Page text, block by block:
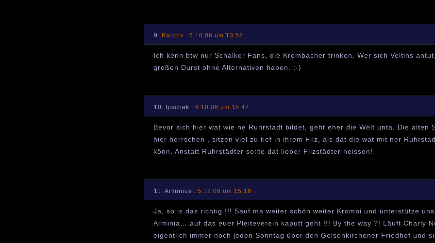
9. Ralphs 6.10.06 um 13:58
Ich kenn btw nur Schalker Fans, die Krombacher trinken. Wer sich Veltins
großen Durst ohne Alternativen haben. ;-)
10. Ipschek . 6.10.06 um 15:42
Bevor sich hier wat wie ne Ruhrstadt bildet, geht eher die Welt unta. Die alten
hier herrschen , sitzen viel zu tief in ihrem Filz, als dat die wat mit ner
könn. Anstatt Ruhrstädter sollte dat lieber Filzstädter heissen!
11. Arminius . 5.12.06 um 15:16
Ja, so is das richtig !!! Sauf ma weiter schön weiter Krombi und unterstütze
Arminia….auf das euer Pleiteverein kaputt geht !!! By the way ?! Läuft Charly
eigentlich immer noch jeden Sonntag über den Gelsenkirchener Friedhof und